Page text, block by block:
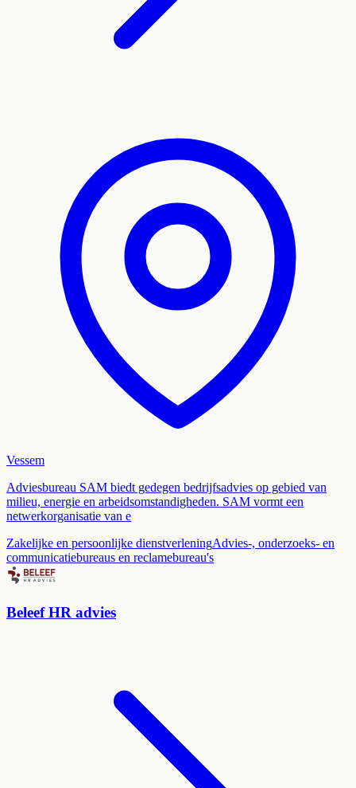
Vessem
Adviesbureau SAM biedt gedegen bedrijfsadvies op gebied van
milieu, energie en arbeidsomstandigheden. SAM vormt een
netwerkorganisatie van e
Zakelijke en persoonlijke dienstverleningAdvies-, onderzoeks- en
communicatiebureaus en reclamebureau's
Beleef HR advies